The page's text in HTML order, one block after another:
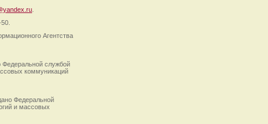
Агентства
службой
коммуникаций
Федеральной
и массовых